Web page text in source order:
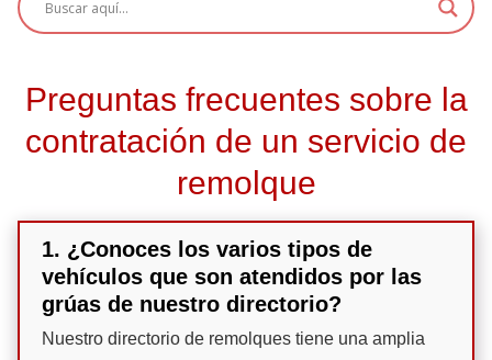
Preguntas frecuentes sobre la
contratación de un servicio de
remolque
1. ¿Conoces los varios tipos de
vehículos que son atendidos por las
grúas de nuestro directorio?
Nuestro directorio de remolques tiene una amplia